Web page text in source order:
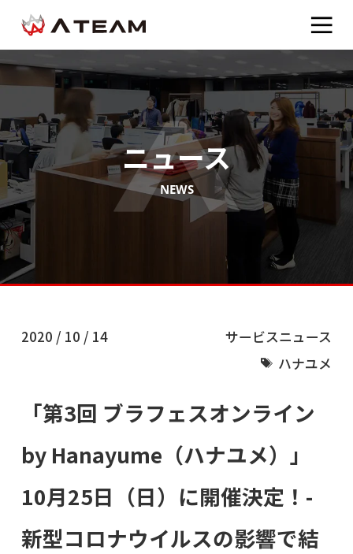
ニュース
NEWS
2020 / 10 / 14
サービスニュース
ハナユメ
「第3回 ブラフェスオンライン
by Hanayume（ハナユメ）」
10月25日（日）に開催決定！-
新型コロナウイルスの影響で結